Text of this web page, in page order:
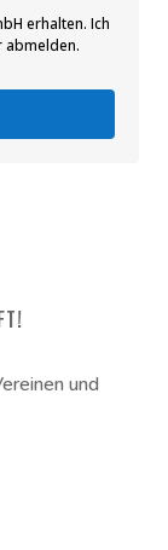
erhalten. Ich
abmelden.
und